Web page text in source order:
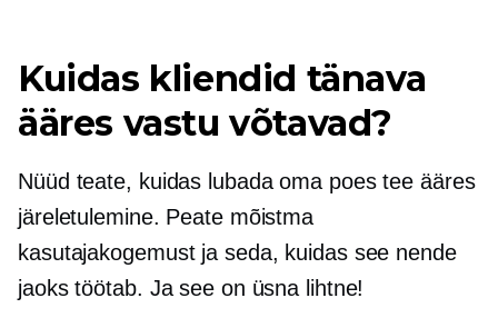
Kuidas kliendid tänava
ääres vastu võtavad?
Nüüd teate, kuidas lubada oma poes tee ääres
järeletulemine. Peate mõistma
kasutajakogemust ja seda, kuidas see nende
jaoks töötab. Ja see on üsna lihtne!